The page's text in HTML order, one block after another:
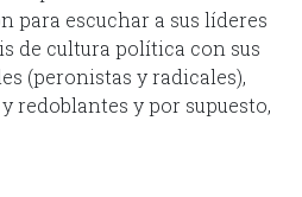
para escuchar a sus líderes
de cultura política con sus
(peronistas y radicales),
redoblantes y por supuesto,